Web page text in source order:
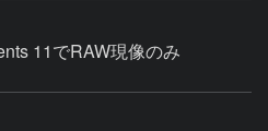
11でRAW現像のみ